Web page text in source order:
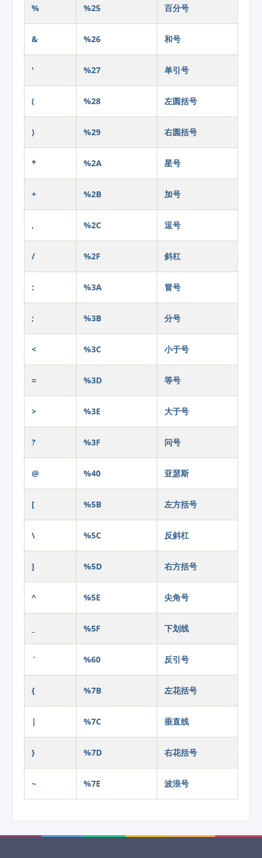
% %25 百分号
& %26 和号
' %27 单引号
( %28 左圆括号
) %29 右圆括号
* %2A 星号
+ %2B 加号
, %2C 逗号
/ %2F 斜杠
: %3A 冒号
; %3B 分号
< %3C 小于号
= %3D 等号
> %3E 大于号
? %3F 问号
@ %40 亚瑟斯
[ %5B 左方括号
\ %5C 反斜杠
] %5D 右方括号
^ %5E 尖角号
%5F 下划线
` %60 反引号
{ %7B 左花括号
| %7C 垂直线
} %7D 右花括号
~ %7E 波浪号